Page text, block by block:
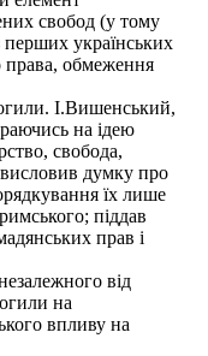
свобод (у тому
перших українських
права, обмеження
І.Вишенський,
на ідею
свобода,
висловив думку про
їх лише
піддав
прав і
від
на
впливу на